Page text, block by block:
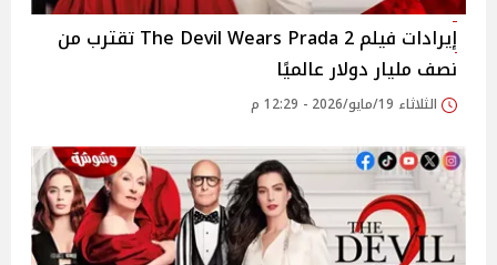
إيرادات فيلم The Devil Wears Prada 2 تقترب من
نصف مليار دولار عالميًا
الثلاثاء 19/مايو/2026 - 12:29 م